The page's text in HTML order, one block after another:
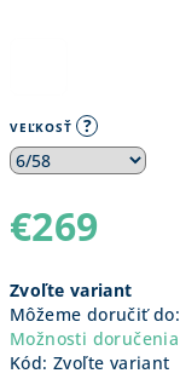
VEĽKOSŤ ?
€269
cena:
Zvoľte variant
Môžeme doručiť do:
Možnosti doručenia
Kód: Zvoľte variant